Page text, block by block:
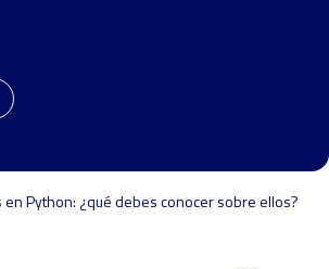
en Python: ¿qué debes conocer sobre ellos?